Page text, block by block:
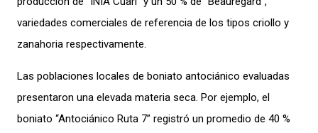
variedades comerciales de referencia de los tipos criollo y
zanahoria respectivamente.
Las poblaciones locales de boniato antociánico evaluadas
presentaron una elevada materia seca. Por ejemplo, el
boniato “Antociánico Ruta 7” registró un promedio de 40 %